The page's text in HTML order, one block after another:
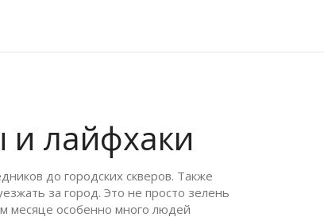
и лайфхаки
до городских скверов. Также
за город. Это не просто зелень
месяце особенно много людей